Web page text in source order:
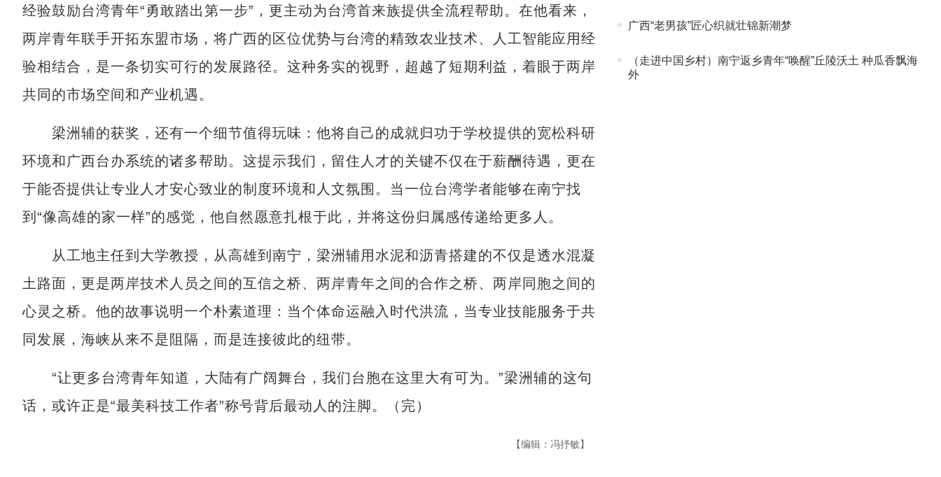
经验鼓励台湾青年“勇敢踏出第一步”，更主动为台湾首来族提供全流程帮助。在他看来，
两岸青年联手开拓东盟市场，将广西的区位优势与台湾的精致农业技术、人工智能应用经
验相结合，是一条切实可行的发展路径。这种务实的视野，超越了短期利益，着眼于两岸
共同的市场空间和产业机遇。
梁洲辅的获奖，还有一个细节值得玩味：他将自己的成就归功于学校提供的宽松科研
环境和广西台办系统的诸多帮助。这提示我们，留住人才的关键不仅在于薪酬待遇，更在
于能否提供让专业人才安心致业的制度环境和人文氛围。当一位台湾学者能够在南宁找
到“像高雄的家一样”的感觉，他自然愿意扎根于此，并将这份归属感传递给更多人。
从工地主任到大学教授，从高雄到南宁，梁洲辅用水泥和沥青搭建的不仅是透水混凝
土路面，更是两岸技术人员之间的互信之桥、两岸青年之间的合作之桥、两岸同胞之间的
心灵之桥。他的故事说明一个朴素道理：当个体命运融入时代洪流，当专业技能服务于共
同发展，海峡从来不是阻隔，而是连接彼此的纽带。
“让更多台湾青年知道，大陆有广阔舞台，我们台胞在这里大有可为。”梁洲辅的这句
话，或许正是“最美科技工作者”称号背后最动人的注脚。（完）
【编辑：冯抒敏】
广西“老男孩”匠心织就壮锦新潮梦
（走进中国乡村）南宁返乡青年“唤醒”丘陵沃土 种瓜香飘海
外